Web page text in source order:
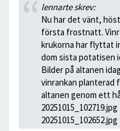
lennarte skrev:
Nu har det vänt,
första frostnatt.
krukorna har flyttat
dom sista potatisen
Bilder på altanen
vinrankan planterad
altanen genom ett
20251015_102719.jpg
20251015_102652.jpg